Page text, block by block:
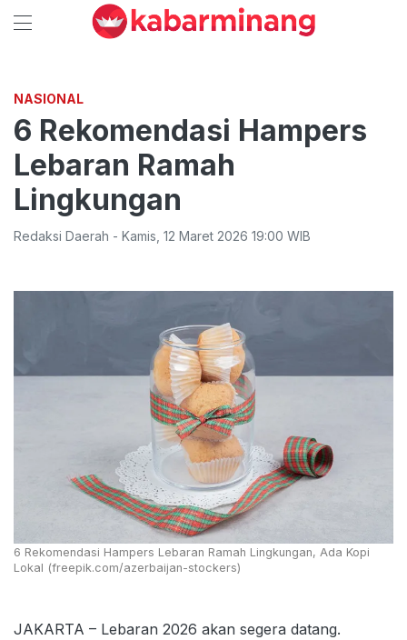
NASIONAL
6 Rekomendasi Hampers
Lebaran Ramah
Lingkungan
Redaksi Daerah - Kamis 12 Maret 2026 19:00 WIB
6 Rekomendasi Hampers Lebaran Ramah Lingkungan, Ada Kopi
Lokal (freepik.com/azerbaijan-stockers)
JAKARTA – Lebaran 2026 akan segera datang.